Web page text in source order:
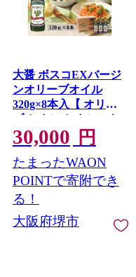
大醤 ボスコEXバージ
ンオリーブオイル
320g×8本入【 オリー
ブオイル オイル エキ
ストラバージンオリー
ブオイル エクストラ
バージン エキストラ
バージンオイル 調味
料 高品質 ヘルシー サ
ラダ パスタ 洋食 人気
おすすめ 送料無料 大
30,000 円
たまったWAON
POINTで寄附でき
る！
大阪府堺市